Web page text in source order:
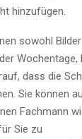
hinzufügen.
sowohl
Wochentage,
dass die
Sie können
Fachmann
Sie zu